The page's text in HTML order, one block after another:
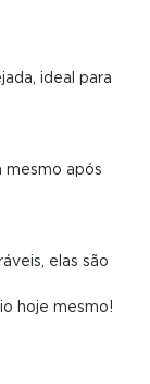
ideal para
mesmo após
elas são
hoje mesmo!